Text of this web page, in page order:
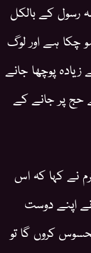
رسول کے بالکل
چکا ہے اور لوگ
پوچھا جانے
حج پر جانے کے
نے کہا کہ اس
اپنے دوست
کروں گا تو